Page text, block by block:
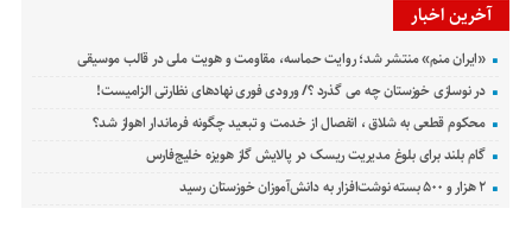
آخرین اخبار
«ایران منم» منتشر شد؛ روایت حماسه، مقاومت و هویت ملی در قالب موسیقی
در نوسازی خوزستان چه می گذرد ؟/ ورودی فوری نهادهای نظارتی الزامیست!
محکوم قطعی به شلاق ، انفصال از خدمت و تبعید چگونه فرماندار اهواز شد؟
گام بلند برای بلوغ مدیریت ریسک در پالایش گاز هویزه خلیج‌فارس
۲ هزار و ۵۰۰ بسته نوشت‌افزار به دانش‌آموزان خوزستان رسید